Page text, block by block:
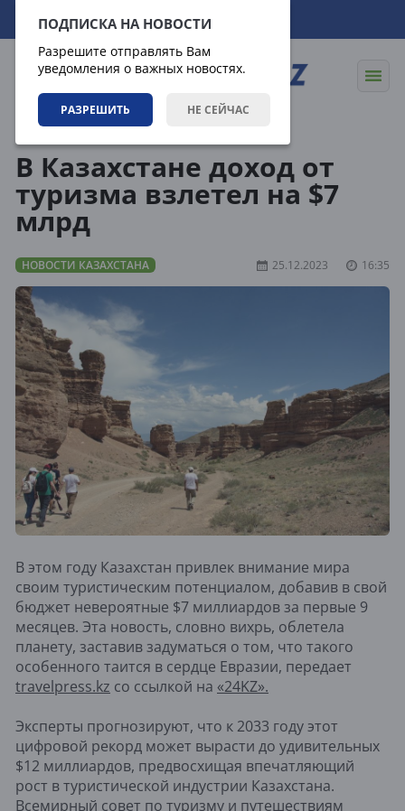
ПОДПИСКА НА НОВОСТИ
Разрешите отправлять Вам
уведомления о важных новостях.
РАЗРЕШИТЬ НЕ СЕЙЧАС
06.08.2026 18:07:54
В Казахстане доход от
туризма взлетел на $7
млрд
НОВОСТИ КАЗАХСТАНА 25.12.2023 16:35
В этом году Казахстан привлек внимание мира
своим туристическим потенциалом, добавив в свой
бюджет невероятные $7 миллиардов за первые 9
месяцев. Эта новость, словно вихрь, облетела
планету, заставив задуматься о том, что такого
особенного таится в сердце Евразии, передает
travelpress.kz со ссылкой на «24KZ».
Эксперты прогнозируют, что к 2033 году этот
цифровой рекорд может вырасти до удивительных
$12 миллиардов, предвосхищая впечатляющий
рост в туристической индустрии Казахстана.
Всемирный совет по туризму и путешествиям